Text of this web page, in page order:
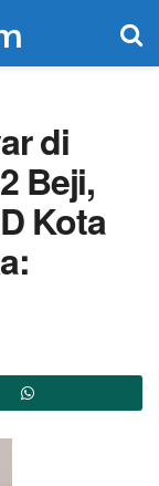
di
Beji,
Kota